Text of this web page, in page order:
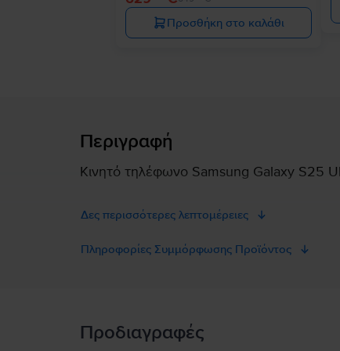
Προσθήκη στο καλάθι
Περιγραφή
Κινητό τηλέφωνο Samsung Galaxy S25
Δες περισσότερες λεπτομέρειες
Πληροφορίες Συμμόρφωσης Προϊόντος
Πληροφορίες Ασφάλειας Προϊόντος
Προδιαγραφές